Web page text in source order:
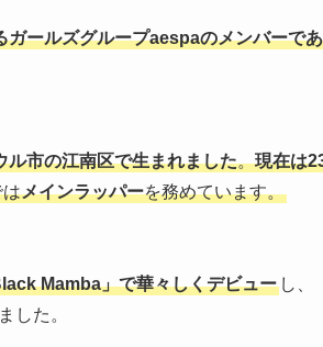
ールズグループaespaのメンバーであ
ル市の江南区で生まれました。現在は
はメインラッパーを務めています。
Mamba」で華々しくデビュー し、
した。